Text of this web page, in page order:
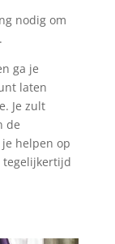
nodig om
ga je
laten
Je zult
de
helpen op
tegelijkertijd